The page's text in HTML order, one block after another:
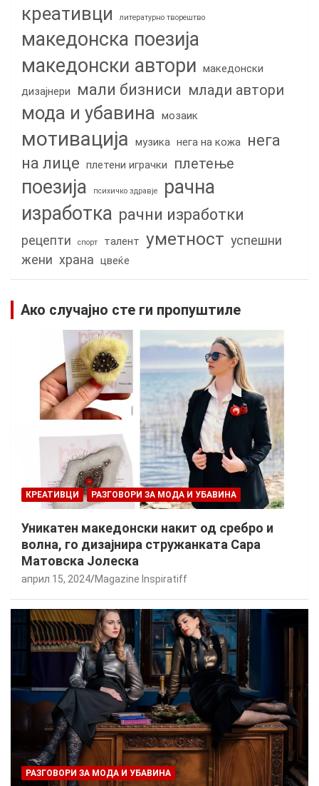
креативци
литературно творештво
македонска поезија
македонски автори македонски
дизајнери
мали бизниси млади автори
мода и убавина мозаик
мотивација музика нега на кожа
нега
на лице плетени играчки плетење
поезија психичко здравје
рачна
изработка рачни изработки
рецепти спорт талент уметност успешни
жени храна цвеќе
Ако случајно сте ги пропуштиле
КРЕАТИВЦИ РАЗГОВОРИ ЗА МОДА И УБАВИНА
Уникатен македонски накит од сребро и
волна, го дизајнира стружанката Сара
Матовска Јолеска
април 15, 2024 Magazine Inspiratiff
РАЗГОВОРИ ЗА МОДА И УБАВИНА